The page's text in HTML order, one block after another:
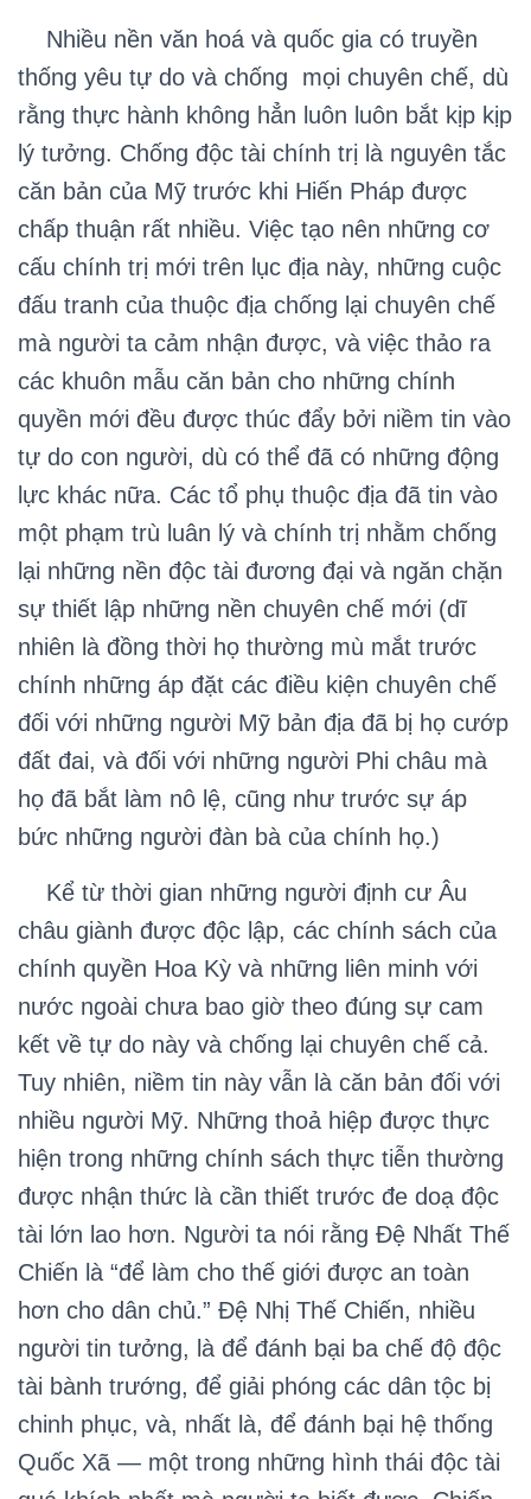
Nhiều nền văn hoá và quốc gia có truyền
thống yêu tự do và chống mọi chuyên chế, dù
rằng thực hành không hẳn luôn luôn bắt kịp kịp
lý tưởng. Chống độc tài chính trị là nguyên tắc
căn bản của Mỹ trước khi Hiến Pháp được
chấp thuận rất nhiều. Việc tạo nên những cơ
cấu chính trị mới trên lục địa này, những cuộc
đấu tranh của thuộc địa chống lại chuyên chế
mà người ta cảm nhận được, và việc thảo ra
các khuôn mẫu căn bản cho những chính
quyền mới đều được thúc đẩy bởi niềm tin vào
tự do con người, dù có thể đã có những động
lực khác nữa. Các tổ phụ thuộc địa đã tin vào
một phạm trù luân lý và chính trị nhằm chống
lại những nền độc tài đương đại và ngăn chặn
sự thiết lập những nền chuyên chế mới (dĩ
nhiên là đồng thời họ thường mù mắt trước
chính những áp đặt các điều kiện chuyên chế
đối với những người Mỹ bản địa đã bị họ cướp
đất đai, và đối với những người Phi châu mà
họ đã bắt làm nô lệ, cũng như trước sự áp
bức những người đàn bà của chính họ.)
Kể từ thời gian những người định cư Âu
châu giành được độc lập, các chính sách của
chính quyền Hoa Kỳ và những liên minh với
nước ngoài chưa bao giờ theo đúng sự cam
kết về tự do này và chống lại chuyên chế cả.
Tuy nhiên, niềm tin này vẫn là căn bản đối với
nhiều người Mỹ. Những thoả hiệp được thực
hiện trong những chính sách thực tiễn thường
được nhận thức là cần thiết trước đe doạ độc
tài lớn lao hơn. Người ta nói rằng Đệ Nhất Thế
Chiến là “để làm cho thế giới được an toàn
hơn cho dân chủ.” Đệ Nhị Thế Chiến, nhiều
người tin tưởng, là để đánh bại ba chế độ độc
tài bành trướng, để giải phóng các dân tộc bị
chinh phục, và, nhất là, để đánh bại hệ thống
Quốc Xã — một trong những hình thái độc tài